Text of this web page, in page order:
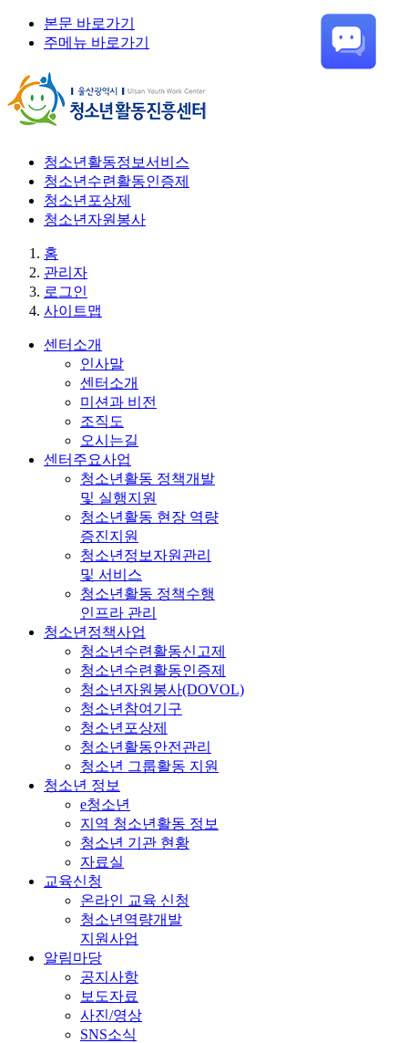
본문 바로가기
주메뉴 바로가기
청소년활동정보서비스
청소년수련활동인증제
청소년포상제
청소년자원봉사
홈
관리자
로그인
사이트맵
센터소개
인사말
센터소개
미션과 비전
조직도
오시는길
센터주요사업
청소년활동 정책개발
및 실행지원
청소년활동 현장 역량
증진지원
청소년정보자원관리
및 서비스
청소년활동 정책수행
인프라 관리
청소년정책사업
청소년수련활동신고제
청소년수련활동인증제
청소년자원봉사(DOVOL)
청소년참여기구
청소년포상제
청소년활동안전관리
청소년 그룹활동 지원
청소년 정보
e청소년
지역 청소년활동 정보
청소년 기관 현황
자료실
교육신청
온라인 교육 신청
청소년역량개발
지원사업
알림마당
공지사항
보도자료
사진/영상
SNS소식